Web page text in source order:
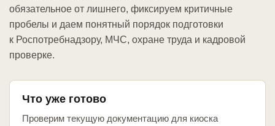
обязательное от лишнего, фиксируем критичные
пробелы и даем понятный порядок подготовки
к Роспотребнадзору, МЧС, охране труда и кадровой
проверке.
Что уже готово
Проверим текущую документацию для киоска